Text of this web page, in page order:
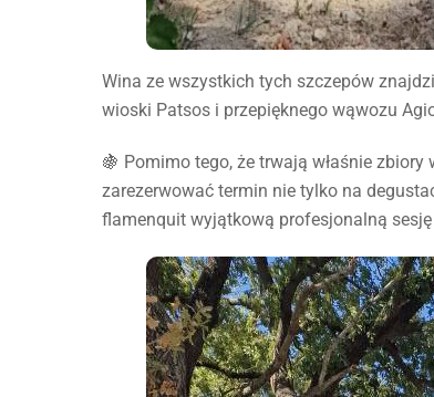
Wina ze wszystkich tych szczepów
wioski Patsos i przepięknego wąwozu
🍇 Pomimo tego, że trwają właśnie zbiory
zarezerwować termin nie tylko na
flamenquit wyjątkową profesjonalną